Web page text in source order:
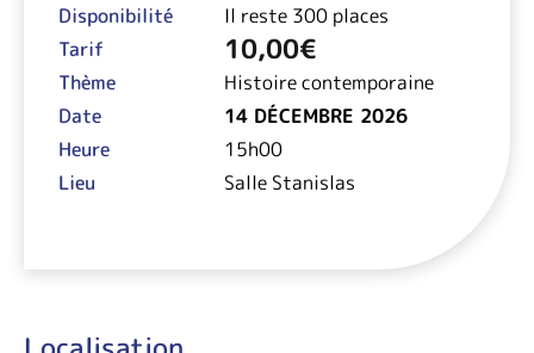
Disponibilité
Il reste 300 places
Tarif
10,00€
Thème
Histoire contemporaine
Date
14 DÉCEMBRE 2026
Heure
15h00
Lieu
Salle Stanislas